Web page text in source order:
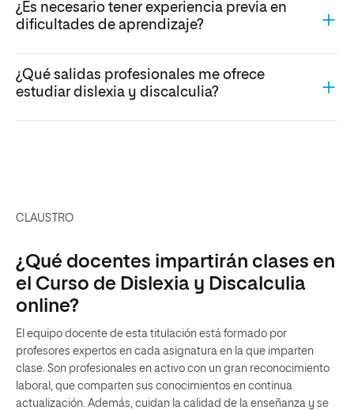
¿Es necesario tener experiencia previa en
dificultades de aprendizaje?
¿Qué salidas profesionales me ofrece
estudiar dislexia y discalculia?
CLAUSTRO
¿Qué docentes impartirán clases en
el Curso de Dislexia y Discalculia
online?
El equipo docente de esta titulación está formado por
profesores expertos en cada asignatura en la que imparten
clase. Son profesionales en activo con un gran reconocimiento
laboral, que comparten sus conocimientos en continua
actualización. Además, cuidan la calidad de la enseñanza y se